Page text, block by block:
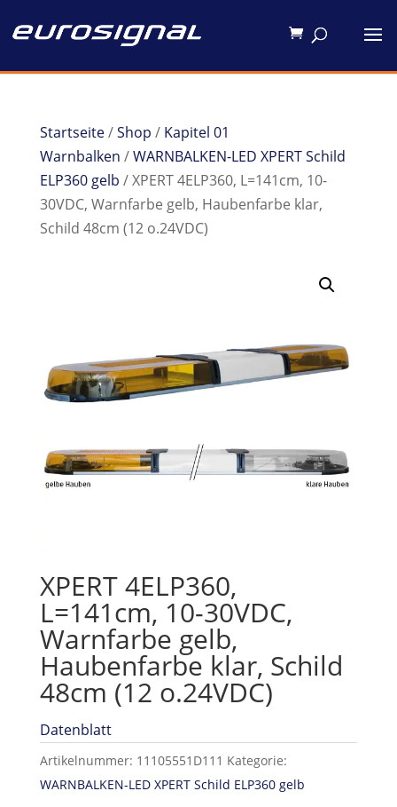
Startseite/Shop / Kapitel 01
Warnbalken /WARNBALKEN-LED XPERT Schild
ELP360 gelb / XPERT 4ELP360, L=141cm, 10-
30VDC, Warnfarbe gelb, Haubenfarbe klar,
Schild 48cm (12 o.24VDC)
XPERT 4ELP360,
L=141cm, 10-30VDC,
Warnfarbe gelb,
Haubenfarbe klar, Schild
48cm (12 o.24VDC)
Datenblatt
Artikelnummer: 11105551D111 Kategorie:
WARNBALKEN-LED XPERT Schild ELP360 gelb